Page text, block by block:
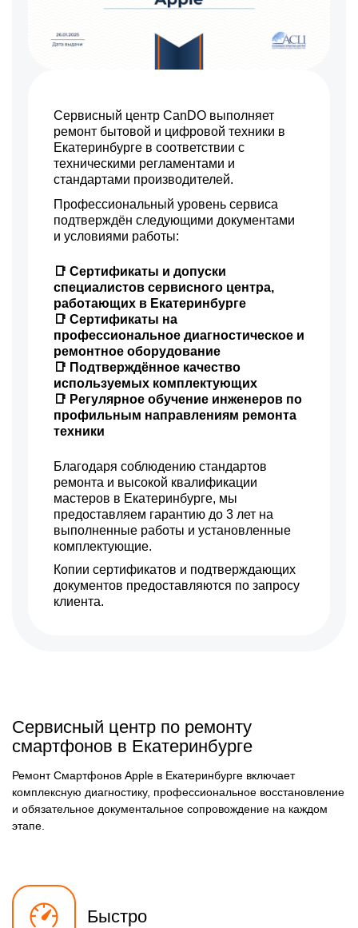
Сервисный центр CanDO выполняет
ремонт бытовой и цифровой техники в
Екатеринбурге в соответствии с
техническими регламентами и
стандартами производителей.
Профессиональный уровень сервиса
подтверждён следующими документами
и условиями работы:
📑 Сертификаты и допуски
специалистов сервисного центра,
работающих в Екатеринбурге
📑 Сертификаты на
профессиональное диагностическое и
ремонтное оборудование
📑 Подтверждённое качество
используемых комплектующих
📑 Регулярное обучение инженеров по
профильным направлениям ремонта
техники
Благодаря соблюдению стандартов
ремонта и высокой квалификации
мастеров в Екатеринбурге, мы
предоставляем гарантию до 3 лет на
выполненные работы и установленные
комплектующие.
Копии сертификатов и подтверждающих
документов предоставляются по запросу
клиента.
Сервисный центр по ремонту
смартфонов в Екатеринбурге
Ремонт Смартфонов Apple в Екатеринбурге включает
комплексную диагностику, профессиональное восстановление
и обязательное документальное сопровождение на каждом
этапе.
Быстро